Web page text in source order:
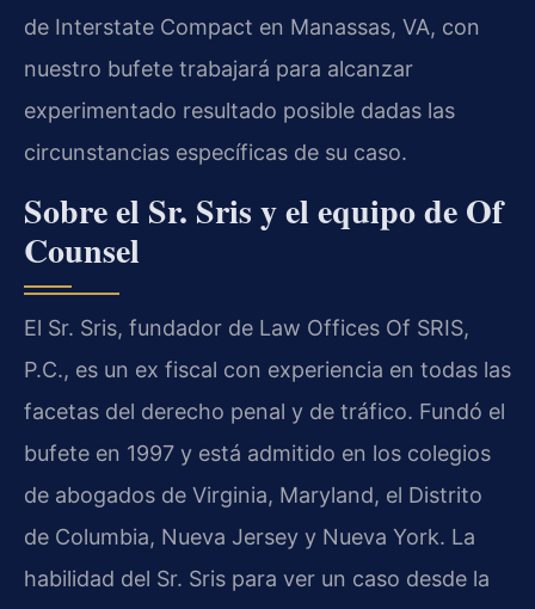
de Interstate Compact en Manassas, VA, con
nuestro bufete trabajará para alcanzar
experimentado resultado posible dadas las
circunstancias específicas de su caso.
Sobre el Sr. Sris y el equipo de Of
Counsel
El Sr. Sris, fundador de Law Offices Of SRIS,
P.C., es un ex fiscal con experiencia en todas las
facetas del derecho penal y de tráfico. Fundó el
bufete en 1997 y está admitido en los colegios
de abogados de Virginia, Maryland, el Distrito
de Columbia, Nueva Jersey y Nueva York. La
habilidad del Sr. Sris para ver un caso desde la